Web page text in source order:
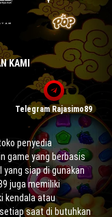
KAMI
Telegram Rajasimo89
penyedia
game yang berbasis
siap di gunakan
juga memiliki
kendala atau
saat di butuhkan